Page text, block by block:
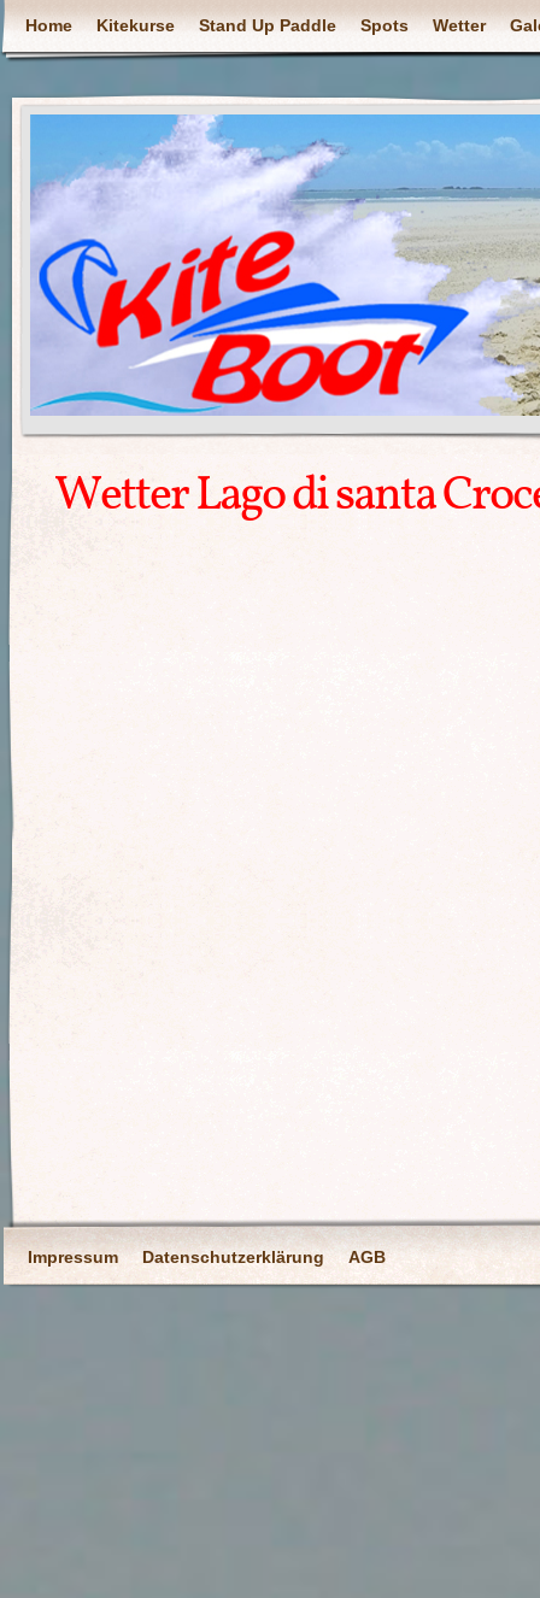
Home Kitekurse Stand Up Paddle Spots Wetter
Wetter Lago di santa
Impressum Datenschutzerklärung AGB